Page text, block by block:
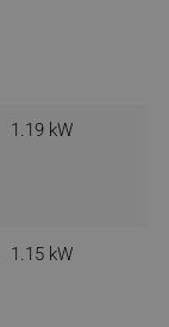
1.19 kW
1.15 kW